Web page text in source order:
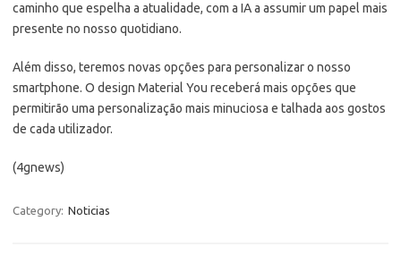
caminho que espelha a atualidade, com a IA a assumir um papel mais
presente no nosso quotidiano.
Além disso, teremos novas opções para personalizar o nosso
smartphone. O design Material You receberá mais opções que
permitirão uma personalização mais minuciosa e talhada aos gostos
de cada utilizador.
(4gnews)
Category: Noticias